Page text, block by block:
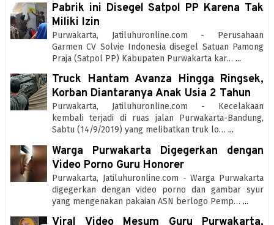
Pabrik ini Disegel Satpol PP Karena Tak
Miliki Izin
Purwakarta, Jatiluhuronline.com - Perusahaan
Garmen CV Solvie Indonesia disegel Satuan Pamong
Praja (Satpol PP) Kabupaten Purwakarta kar… ...
Truck Hantam Avanza Hingga Ringsek,
Korban Diantaranya Anak Usia 2 Tahun
Purwakarta, Jatiluhuronline.com - Kecelakaan
kembali terjadi di ruas jalan Purwakarta-Bandung,
Sabtu (14/9/2019) yang melibatkan truk lo… ...
Warga Purwakarta Digegerkan dengan
Video Porno Guru Honorer
Purwakarta, Jatiluhuronline.com - Warga Purwakarta
digegerkan dengan video porno dan gambar syur
yang mengenakan pakaian ASN berlogo Pemp… ...